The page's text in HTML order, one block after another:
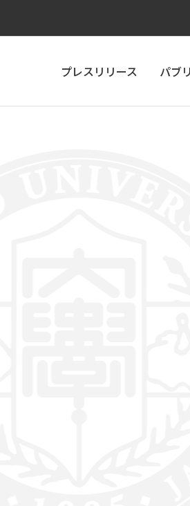
プレスリリース パブ